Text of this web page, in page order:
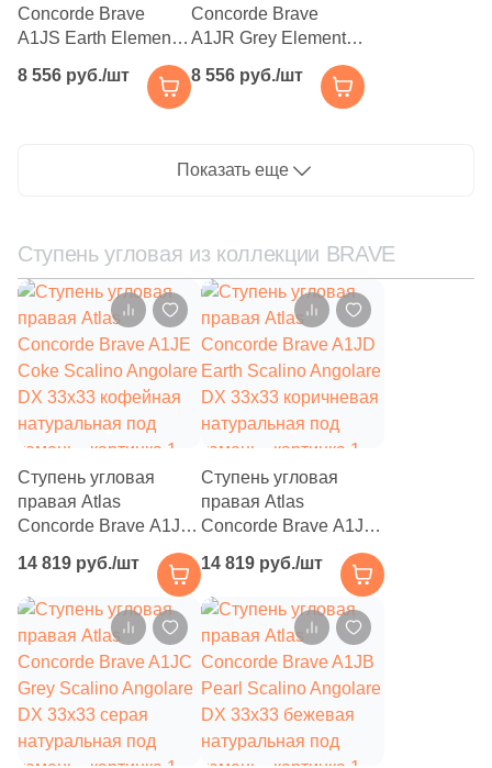
Орнамент (868
Растительность (52
Соль-перец (2
Терраццо (153)
Ткань (194)
Травертин (856)
Узоры ( 383)
Флористика ( 212)
Цемент (956)
Штукатурка (64)
Размер, см
60x60 (595)
15x15 (177)
Concorde Brave
A1JS Earth Elemento
коричневая
8 556 руб./шт
Concorde Brave
A1JR Grey Elemento
серая антислип
натуральная под
8 556 руб./шт
Показать еще
Ступень угловая из коллекции BRAVE
Ступень угловая
правая Atlas
Concorde Brave A1JE
Coke Scalino Angolare
DX 33х33 кофейная
натуральная под
камень
14 819 руб./шт
Ступень угловая
правая Atlas
Concorde Brave A1JD
Earth Scalino Angolare
DX 33х33 коричневая
натуральная под
камень
14 819 руб./шт